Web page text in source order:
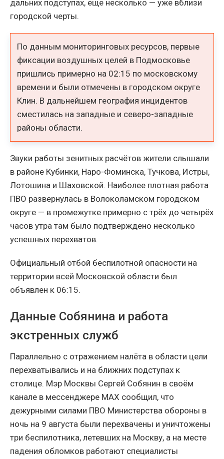
дальних подступах, ещё несколько — уже вблизи
городской черты.
По данным мониторинговых ресурсов, первые
фиксации воздушных целей в Подмосковье
пришлись примерно на 02:15 по московскому
времени и были отмечены в городском округе
Клин. В дальнейшем география инцидентов
сместилась на западные и северо-западные
районы области.
Звуки работы зенитных расчётов жители слышали
в районе Кубинки, Наро-Фоминска, Тучкова, Истры,
Лотошина и Шаховской. Наиболее плотная работа
ПВО развернулась в Волоколамском городском
округе — в промежутке примерно с трёх до четырёх
часов утра там было подтверждено несколько
успешных перехватов.
Официальный отбой беспилотной опасности на
территории всей Московской области был
объявлен к 06:15.
Данные Собянина и работа
экстренных служб
Параллельно с отражением налёта в области цели
перехватывались и на ближних подступах к
столице. Мэр Москвы Сергей Собянин в своём
канале в мессенджере MAX сообщил, что
дежурными силами ПВО Министерства обороны в
ночь на 9 августа были перехвачены и уничтожены
три беспилотника, летевших на Москву, а на месте
падения обломков работают специалисты